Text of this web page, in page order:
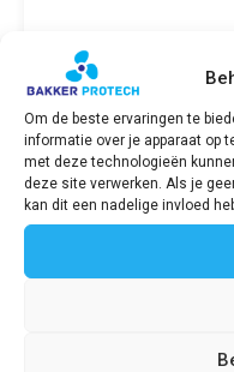
Om de beste ervaringen te
informatie over je apparaat op
met deze technologieën
deze site verwerken. Als je
kan dit een nadelige invloed
Radiateurdop /
€28,41 incl. BTW
Bekijk product